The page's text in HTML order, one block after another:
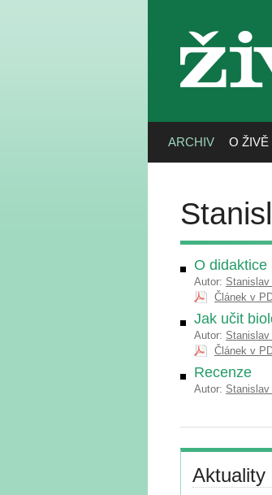
ARCHIV O ŽIVĚ
O didaktice
Autor: Stanislav
Článek v
Jak učit
Autor: Stanislav
Článek v
Recenze
Autor: Stanislav
Aktuality